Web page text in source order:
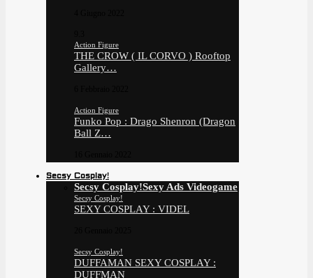
Action Figure
THE CROW ( IL CORVO ) Rooftop
Gallery…
Action Figure
Funko Pop : Drago Shenron (Dragon
Ball Z…
Secsy Cosplay!
Secsy Cosplay!Sexy Ads Videogame
Secsy Cosplay!
SEXY COSPLAY : VIDEL
Secsy Cosplay!
DUFFAMAN SEXY COSPLAY :
DUFFMAN